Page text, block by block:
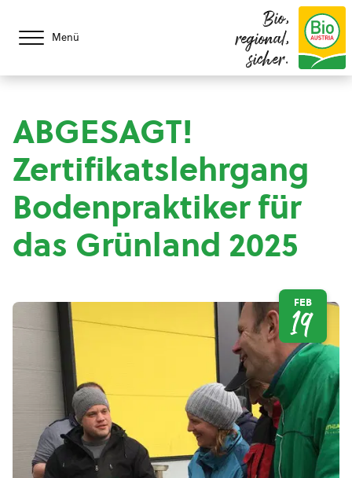
Menü
Bio,
regional,
sicher.
ABGESAGT!
Zertifikatslehrgang
Bodenpraktiker für
das Grünland 2025
FEB
19